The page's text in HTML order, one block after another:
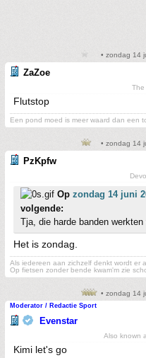
• zondag 14
ZaZoe
The
Flutstop
Een pond moed is meer waard dan een
• zondag 14
PzKpfw
Op zondag 14 juni
volgende:
Tja, die harde banden
Het is zondag.
Als iedereen aan zichzelf denkt wordt er
Op fietsen zonder bende kwam'm zie
• zondag 14
Moderator / Redactie Sport
Evenstar
Also known
Kimi let's go